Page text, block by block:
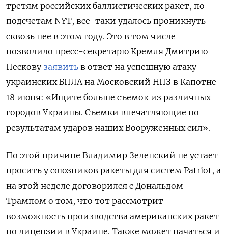
третям российских баллистических ракет, по
подсчетам NYT, все-таки удалось проникнуть
сквозь нее в этом году. Это в том числе
позволило пресс-секретарю Кремля Дмитрию
Пескову заявить в ответ на успешную атаку
украинских БПЛА на Московский НПЗ в Капотне
18 июня: «Ищите больше съемок из различных
городов Украины. Съемки впечатляющие по
результатам ударов наших Вооруженных сил».
По этой причине Владимир Зеленский не устает
просить у союзников ракеты для систем Patriot, а
на этой неделе договорился с Дональдом
Трампом о том, что тот рассмотрит
возможность производства американских ракет
по лицензии в Украине. Также может начаться и